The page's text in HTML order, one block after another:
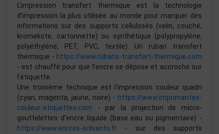
L’impression transfert thermique est la technologie
d’impression la plus utilisée au monde pour marquer des
informations sur des supports cellulosés (velin, couché,
kromekote, cartonnette) ou synthétique (polypropylène,
polyéthylène, PET, PVC, textile). Un ruban transfert
thermique - https://www.rubans-transfert-thermique.com
- est chauffé pour que l’encre se dépose et accroche sur
l’étiquette.
Une troisième technique est l’impression couleur quadri
(cyan, magenta, jaune, noire) - https://www.imprimantes-
couleur-etiquettes.com - par la projection de micro-
gouttelettes d’encre liquide (base eau ou pigmentaire) -
https://www.encres-solvants.fr - sur des supports